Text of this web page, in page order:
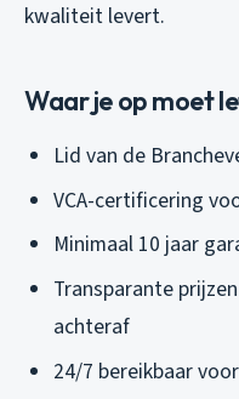
kwaliteit levert.
Waar je op moet
Lid van de
VCA-certificering
Minimaal 10 jaar
Transparante
achteraf
24/7 bereikbaar